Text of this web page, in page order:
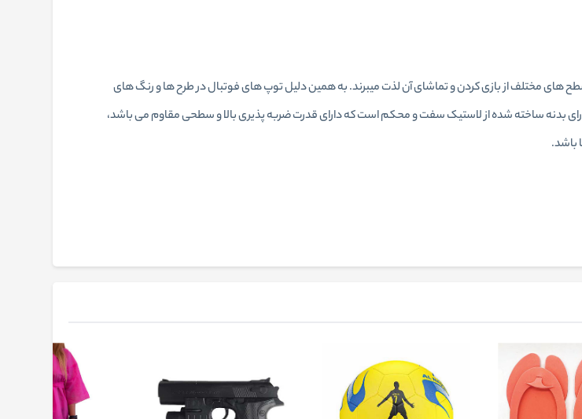
های مختلف از بازی کردن و تماشای آن لذت میبرند. به همین دلیل توپ های فوتبال در طرح ها و رنگ های
ساخته می شوند. توپ فوتبال طرح رئال مادرید با وزن 340 گرم و ابعاد سایز 4، دارای بدنه ساخته شده از لاستیک سفت و محکم است که دارای قدرت ضربه پذیری بالا و سطحی مقاوم می باشد،
باشد.